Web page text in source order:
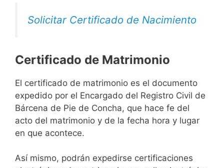
Solicitar Certificado de Nacimiento
Certificado de Matrimonio
El certificado de matrimonio es el documento
expedido por el Encargado del Registro Civil de
Bárcena de Pie de Concha, que hace fe del
acto del matrimonio y de la fecha hora y lugar
en que acontece.
Así mismo, podrán expedirse certificaciones